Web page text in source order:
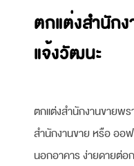
ตกแต่งสำนัก
แจ้งวัฒนะ
ตกแต่งสำนักงานขายพร
สำนักงานขาย หรือ ออ
นอกอาคาร ง่ายดายต่อ